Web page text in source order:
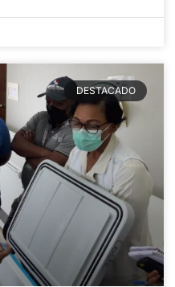
DESTACADO